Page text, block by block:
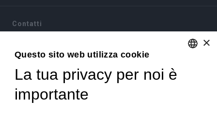
Contatti
10022 Carmagnola(TO)
+39 380 6441674
info@becchisapori.it
Informazioni
×
Questo sito web utilizza cookie
La tua privacy per noi è
importante